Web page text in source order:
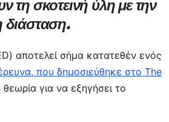
τη σκοτεινή ύλη με την
διάσταση.
αποτελεί σήμα κατατεθέν ενός
που δημοσιεύθηκε στο The
για να εξηγήσει το